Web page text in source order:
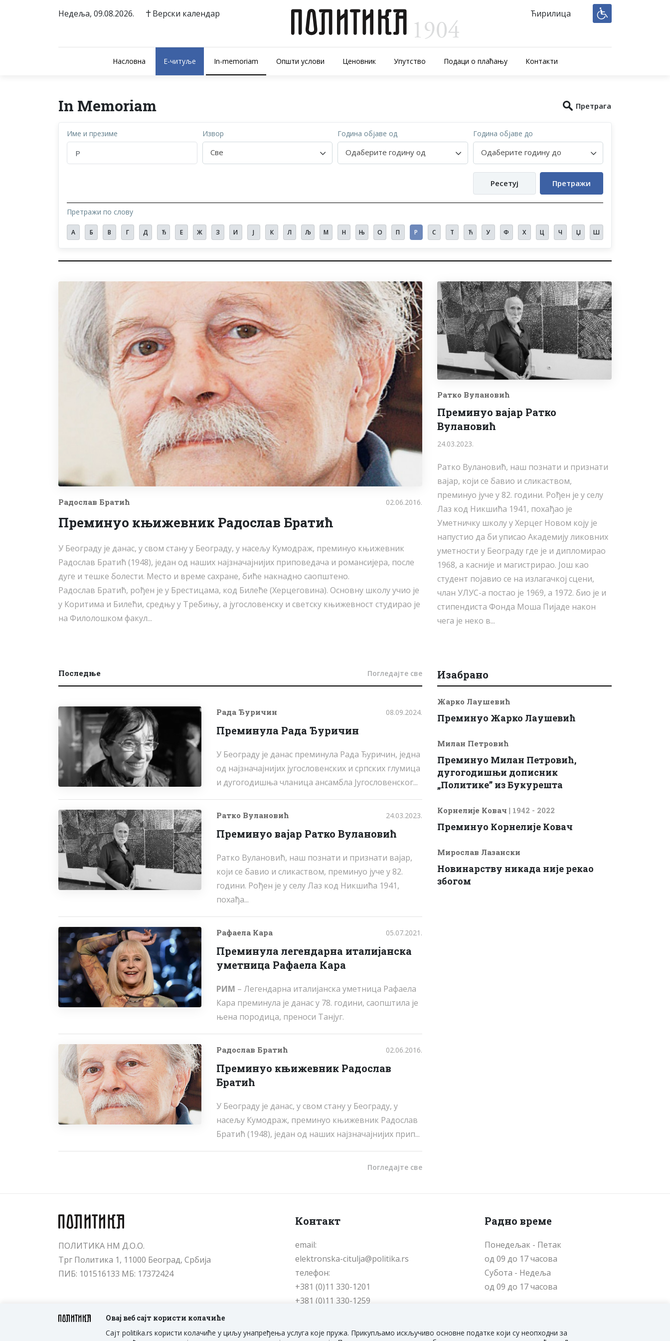
Недеља, 09.08.2026. Верски календар Ћирилица
Насловна E-читуље In-memoriam Општи услови Ценовник Упутство Подаци о плаћању Контакти
Овај веб сајт користи колачиће
Сајт politika.rs користи колачиће у циљу унапређења услуга које пружа. Прикупљамо искључиво основне податке који су неопходни за
In Memoriam Претрага
Име и презиме Извор
Све
Година објаве од
Одаберите годину од
Година објаве до
Одаберите годину до
Ресетуј Претражи
Претражи по слову
А Б В Г Д Ђ Е Ж З И Ј К Л Љ М Н Њ О П Р С Т Ћ У Ф Х Ц Ч Џ Ш
Радослав Братић 02.06.2016.
Преминуо књижевник Радослав Братић
У Београду је данас, у свом стану у Београду, у насељу Кумодраж, преминуо књижевник
Радослав Братић (1948), један од наших најзначајнијих приповедача и романсијера, после
дуге и тешке болести. Место и време сахране, биће накнадно саопштено.
Радослав Братић, рођен је у Брестицама, код Билеће (Херцеговина). Основну школу учио је
у Коритима и Билећи, средњу у Требињу, а југословенску и светску књижевност студирао је
на Филолошком факул...
Ратко Вулановић
Преминуо вајар Ратко
Вулановић
24.03.2023.
Ратко Вулановић, наш познати и признати
вајар, који се бавио и сликаством,
преминуо јуче у 82. години. Рођен је у селу
Лаз код Никшића 1941, похађао је
Уметничку школу у Херцег Новом коју је
напустио да би уписао Академију ликовних
уметности у Београду где је и дипломирао
1968, а касније и магистрирао. Још као
студент појавио се на излагачкој сцени,
члан УЛУС-а постао је 1969, а 1972. био је и
стипендиста Фонда Моша Пијаде након
чега је неко в...
Последње Погледајте све
Рада Ђуричин 08.09.2024.
Преминула Рада Ђуричин
У Београду је данас преминула Рада Ђуричин, једна
од најзначајнијих југословенских и српских глумица
и дугогодишња чланица ансамбла Југословенског...
Ратко Вулановић 24.03.2023.
Преминуо вајар Ратко Вулановић
Ратко Вулановић, наш познати и признати вајар,
који се бавио и сликаством, преминуо јуче у 82.
години. Рођен је у селу Лаз код Никшића 1941,
похађа...
Рафаела Кара 05.07.2021.
Преминула легендарна италијанска
уметница Рафаела Кара
РИМ – Легендарна италијанска уметница Рафаела
Кара преминула је данас у 78. години, саопштила је
њена породица, преноси Танјуг.
Радослав Братић 02.06.2016.
Преминуо књижевник Радослав
Братић
У Београду је данас, у свом стану у Београду, у
насељу Кумодраж, преминуо књижевник Радослав
Братић (1948), један од наших најзначајнијих прип...
Погледајте све
Изабрано
Жарко Лаушевић
Преминуо Жарко Лаушевић
Милан Петровић
Преминуо Милан Петровић,
дугогодишњи дописник
„Политике” из Букурешта
Корнелије Ковач | 1942 - 2022
Преминуо Корнелије Ковач
Мирослав Лазански
Новинарству никада није рекао
збогом
ПОЛИТИКА НМ Д.О.О.
Трг Политика 1, 11000 Београд, Србија
ПИБ: 101516133 МБ: 17372424
Контакт
email:
elektronska-citulja@politika.rs
телефон:
+381 (0)11 330-1201
+381 (0)11 330-1259
Радно време
Понедељак - Петак
од 09 до 17 часова
Cубота - Недеља
од 09 до 17 часова